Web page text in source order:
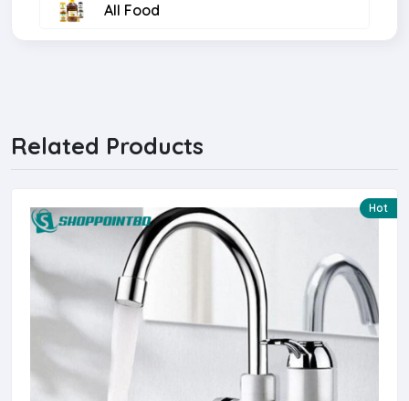
All Food
Islamic Book
Related Products
Hot